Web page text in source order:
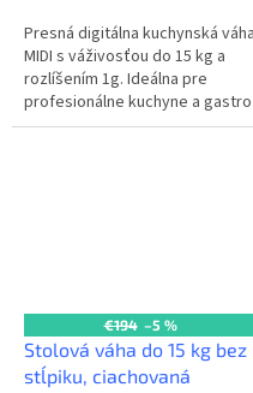
Presná digitálna kuchynská váha
MIDI s váživosťou do 15 kg a
rozlíšením 1g. Ideálna pre
profesionálne kuchyne a gastro
prevádzky, s funkciami TARE,
€194 –5 %
Stolová váha do 15 kg bez
stĺpiku, ciachovaná